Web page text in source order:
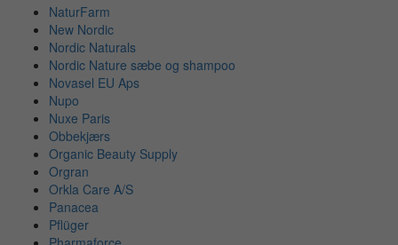
NaturFarm
New Nordic
Nordic Naturals
Nordic Nature sæbe og shampoo
Novasel EU Aps
Nupo
Nuxe Paris
Obbekjærs
Organic Beauty Supply
Orgran
Orkla Care A/S
Panacea
Pflüger